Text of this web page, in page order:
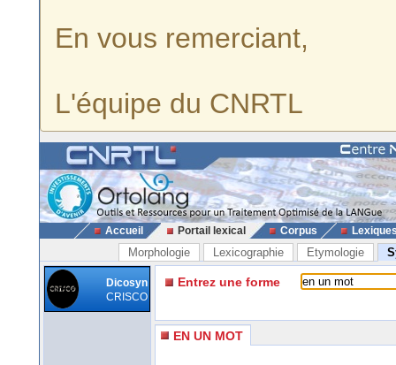
En vous remerciant,
L'équipe du CNRTL
Accueil Portail lexical Corpus
Morphologie Lexicographie Etymologie
Dicosyn
CRISCO
Entrez une forme
EN UN MOT